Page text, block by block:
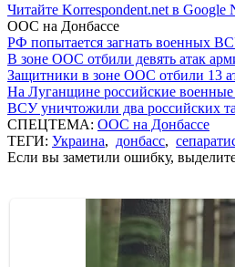
Читайте Korrespondent.net в Google
ООС на Донбассе
РФ попытается загнать военных
В зоне ООС отбили девять атак
Защитники в зоне ООС отбили 13
На Луганщине российские
ВСУ уничтожили два российских
СПЕЦТЕМА: ООС на Донбассе
ТЕГИ: Украина, донбасс,
Если вы заметили ошибку,